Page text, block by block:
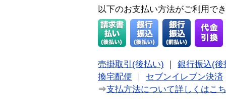
以下のお支払い方法がご利用で
売掛取引(後払い)
銀行振込(後
換宅配便
セブンイレブン決済
⇒支払方法について詳しくはこ